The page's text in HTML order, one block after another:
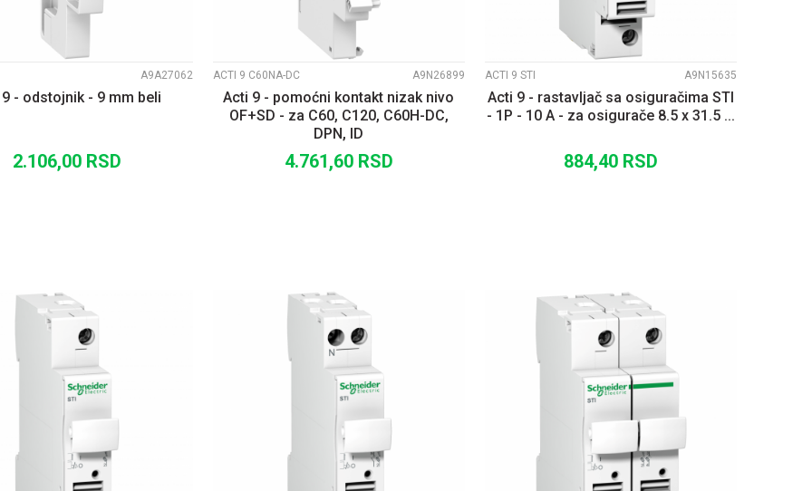
A9A27062
- odstojnik - 9 mm beli
2.106,00 RSD
ACTI 9 C60NA-DC A9N26899
Acti 9 - pomoćni kontakt nizak nivo
OF+SD - za C60, C120, C60H-DC,
DPN, ID
4.761,60 RSD
ACTI 9 STI A9N15635
Acti 9 - rastavljač sa osiguračima STI
- 1P - 10 A - za osigurače 8.5 x 31.5 ...
884,40 RSD
UPOREDI